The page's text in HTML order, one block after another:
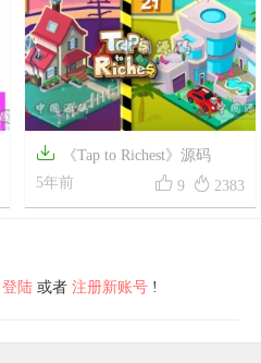

《Tap to Richest》源码
5年前
 9  2383
登陆 或者 注册新账号 !